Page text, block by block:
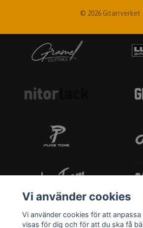
© 2026 Gitarrverket
Vi använder cookies
Vi använder cookies för att anpassa
visas för dig och för att du ska få